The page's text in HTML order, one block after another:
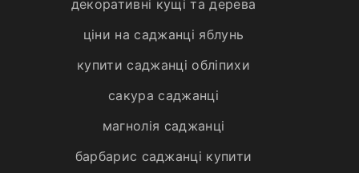
декоративні кущі та дерева
ціни на саджанці яблунь
купити саджанці обліпихи
сакура саджанці
магнолія саджанці
барбарис саджанці купити